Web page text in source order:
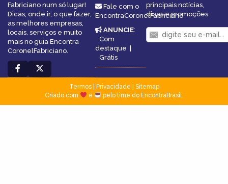
Fabriciano num só lugar!
Dicas, onde ir, o que fazer,
as melhores empresas,
locais, serviços e muito
mais no guia Encontra
CoronelFabriciano.
Fale com o
EncontraCoronelFabriciano
ANUNCIE:
Com
destaque |
Grátis
principais notícias,
dicas e promoções
Termos| Privacidade
Sitemap
Criado com
e pelo time do EncontraBrasil